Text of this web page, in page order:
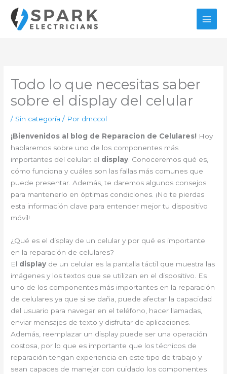
contenido
Todo lo que necesitas saber
sobre el display del celular
/ Sin categoría / Por dmccol
¡Bienvenidos al blog de Reparacion de Celulares! Hoy
hablaremos sobre uno de los componentes más
importantes del celular: el display. Conoceremos qué es,
cómo funciona y cuáles son las fallas más comunes que
puede presentar. Además, te daremos algunos consejos
para mantenerlo en óptimas condiciones. ¡No te pierdas
esta información clave para entender mejor tu dispositivo
móvil!
¿Qué es el display de un celular y por qué es importante
en la reparación de celulares?
El display de un celular es la pantalla táctil que muestra las
imágenes y los textos que se utilizan en el dispositivo. Es
uno de los componentes más importantes en la reparación
de celulares ya que si se daña, puede afectar la capacidad
del usuario para navegar en el teléfono, hacer llamadas,
enviar mensajes de texto y disfrutar de aplicaciones.
Además, reemplazar un display puede ser una operación
costosa, por lo que es importante que los técnicos de
reparación tengan experiencia en este tipo de trabajo y
sean capaces de manejar con cuidado los componentes